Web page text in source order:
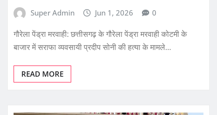
Super Admin Jun 1, 2026 0
गौरेला पेंड्रा मरवाही: छत्तीसगढ़ के गौरेला पेंड्रा मरवाही कोटमी के
बाजार में सराफा व्यवसायी प्रदीप सोनी की हत्या के मामले…
READ MORE